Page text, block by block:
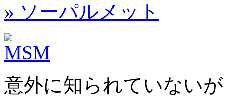
» ソーパルメット
意外に知られていない